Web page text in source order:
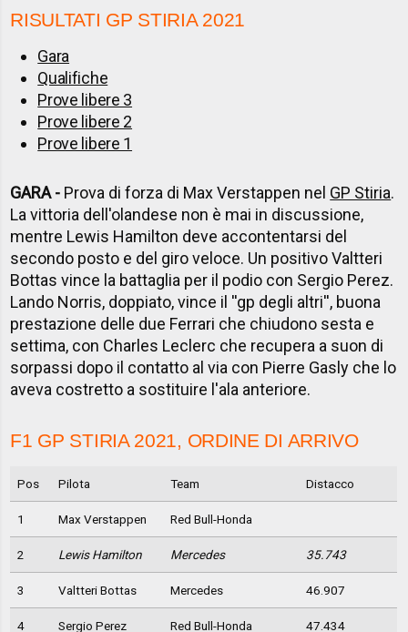
RISULTATI GP STIRIA 2021
Gara
Qualifiche
Prove libere 3
Prove libere 2
Prove libere 1
GARA - Prova di forza di Max Verstappen nel GP Stiria.
La vittoria dell'olandese non è mai in discussione,
mentre Lewis Hamilton deve accontentarsi del
secondo posto e del giro veloce. Un positivo Valtteri
Bottas vince la battaglia per il podio con Sergio Perez.
Lando Norris, doppiato, vince il ''gp degli altri'', buona
prestazione delle due Ferrari che chiudono sesta e
settima, con Charles Leclerc che recupera a suon di
sorpassi dopo il contatto al via con Pierre Gasly che lo
aveva costretto a sostituire l'ala anteriore.
F1 GP STIRIA 2021, ORDINE DI ARRIVO
Pos Pilota Team Distacco
1 Max Verstappen Red Bull-Honda
2 Lewis Hamilton Mercedes 35.743
3 Valtteri Bottas Mercedes 46.907
4 Sergio Perez Red Bull-Honda 47.434